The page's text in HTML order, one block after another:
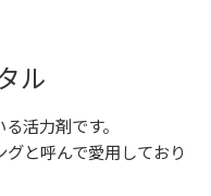
ル
活力剤です。
と呼んで愛用しており